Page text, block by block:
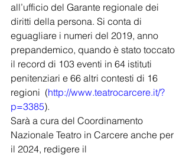
all’ufficio del Garante regionale dei
diritti della persona. Si conta di
eguagliare i numeri del 2019, anno
prepandemico, quando è stato toccato
il record di 103 eventi in 64 istituti
penitenziari e 66 altri contesti di 16
regioni  (http://www.teatrocarcere.it/?
p=3385).
Sarà a cura del Coordinamento
Nazionale Teatro in Carcere anche per
il 2024, redigere il